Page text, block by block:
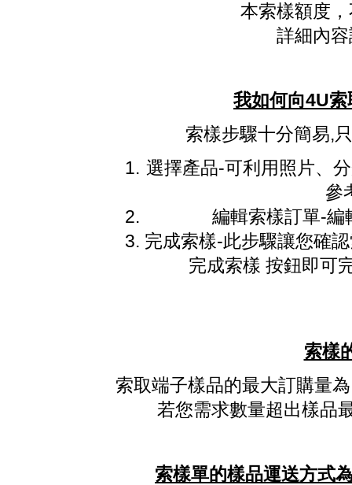
本索樣額度
詳細內
我如何向4U
索樣步驟十分簡易,
選擇產品-可利用照片、
參
編輯索樣訂單-編
完成索樣-此步驟讓您確
完成索樣 按鈕即可
索樣
索取端子樣品的最大訂購量
若您需求數量超出樣品
索樣單的樣品運送方式